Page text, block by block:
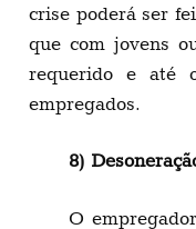
crise poderá ser
que com jovens
requerido e até
empregados.
8)
O